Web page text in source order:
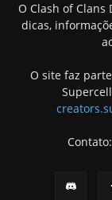
O Clash of Clans
dicas,
O site faz
Contato: